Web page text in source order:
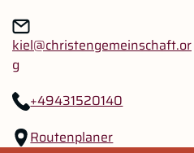
kiel@christengemeinschaft.or
g
+49431520140
Routenplaner